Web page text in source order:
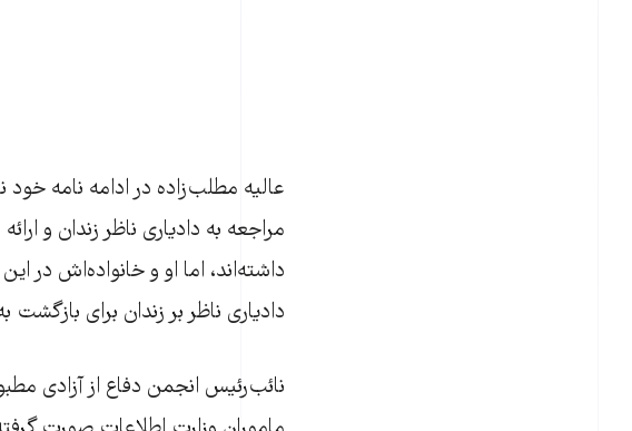
عالیه مطلب‌زاده در ادامه نامه
مراجعه به دادیاری ناظر زندان و
داشته‌اند، اما او و خانواده‌اش
دادیاری ناظر بر زندان برای بازگشت
نائب‌رئیس انجمن دفاع از آزادی